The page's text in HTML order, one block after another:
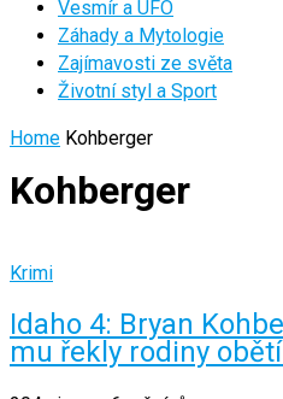
Vesmír a UFO
Záhady a Mytologie
Zajímavosti ze světa
Životní styl a Sport
Home Kohberger
Kohberger
Krimi
Idaho 4: Bryan
mu řekly rodiny